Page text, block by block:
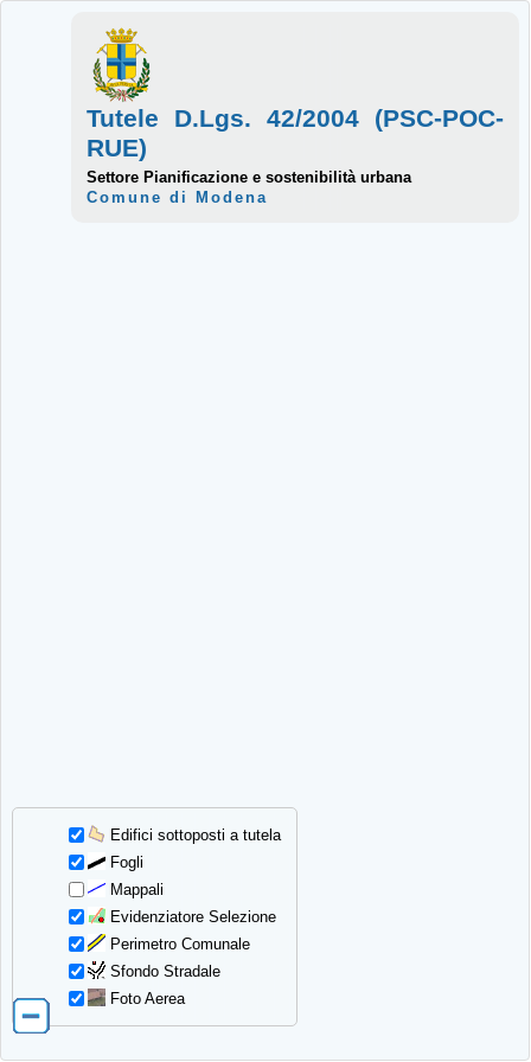
Edifici sottoposti a tutela
Fogli
Mappali
Evidenziatore Selezione
Perimetro Comunale
Sfondo Stradale
Foto Aerea
Tutele D.Lgs. 42/2004 (PSC-POC-
RUE)
Settore Pianificazione e sostenibilità urbana
Comune di Modena